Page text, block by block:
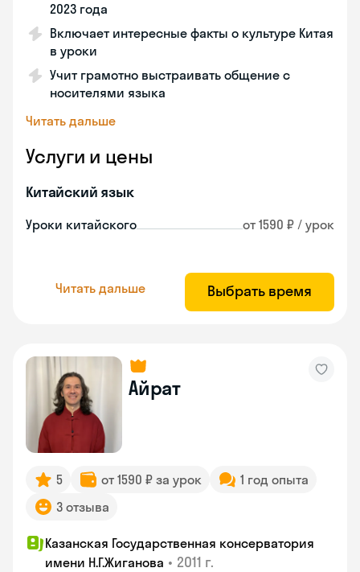
2023 года
Включает интересные факты о культуре Китая
в уроки
Учит грамотно выстраивать общение с
носителями языка
Читать дальше
Услуги и цены
Китайский язык
Уроки китайского от 1590 ₽ / урок
Читать дальше Выбрать время
Айрат
5 от 1590 ₽ за урок
1 год опыта
3 отзыва
Казанская Государственная консерватория
имени Н.Г.Жиганова • 2011 г.